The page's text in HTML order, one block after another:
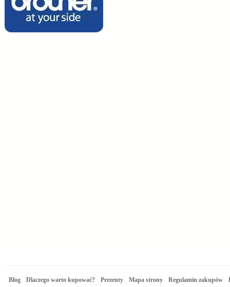
Blog Dlaczego warto kupować? Prezenty Mapa strony Regulamin zakupów